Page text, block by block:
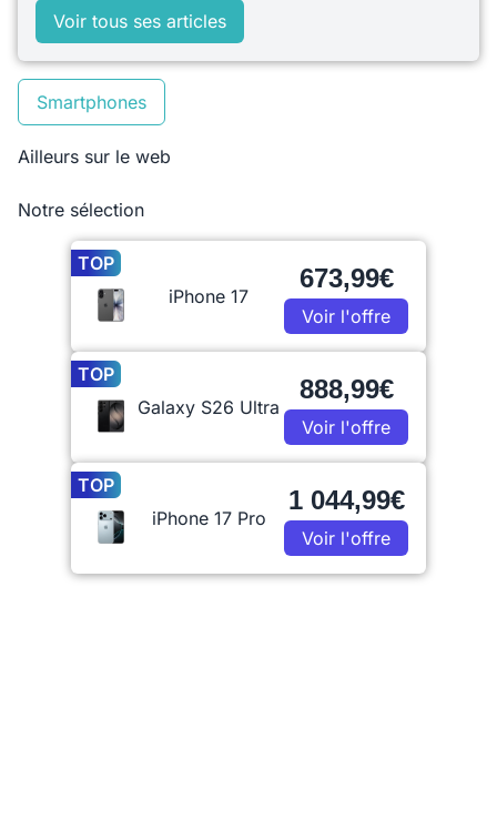
Voir tous ses articles
Smartphones
Ailleurs sur le web
Notre sélection
TOP
iPhone 17
673,99€
Voir l'offre
TOP
Galaxy S26 Ultra
888,99€
Voir l'offre
TOP
iPhone 17 Pro
1 044,99€
Voir l'offre